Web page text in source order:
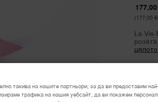
(177,00
La Vie
такива на нашите партньори, за да ви предоставим
трафика на нашия уебсайт, да ви покажем